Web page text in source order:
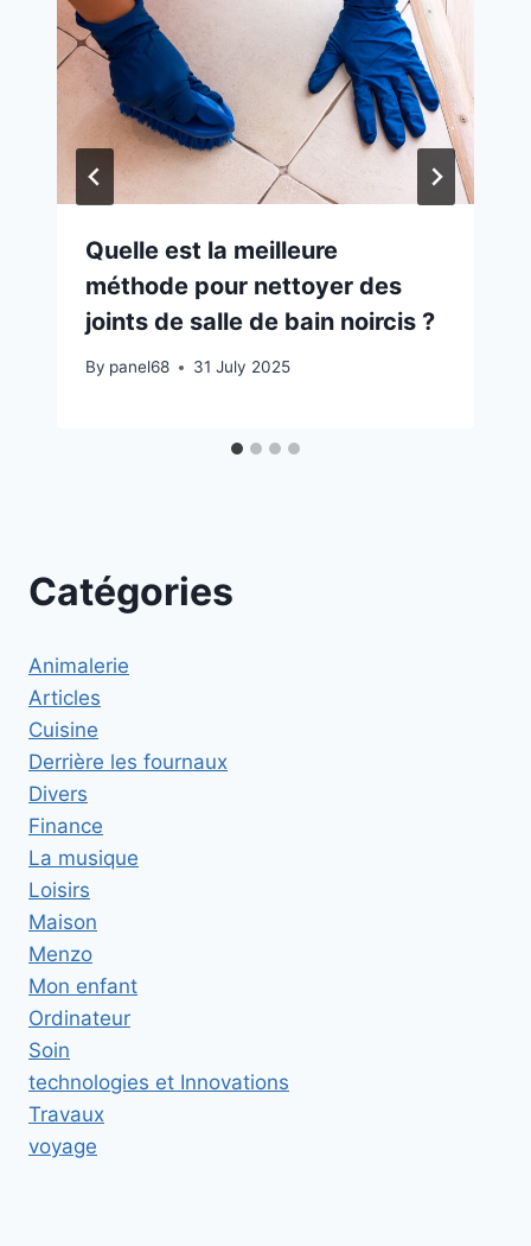
Quelle est la meilleure
méthode pour nettoyer des
joints de salle de bain noircis ?
By panel68 31 July 2025
Catégories
Animalerie
Articles
Cuisine
Derrière les fournaux
Divers
Finance
La musique
Loisirs
Maison
Menzo
Mon enfant
Ordinateur
Soin
technologies et Innovations
Travaux
voyage